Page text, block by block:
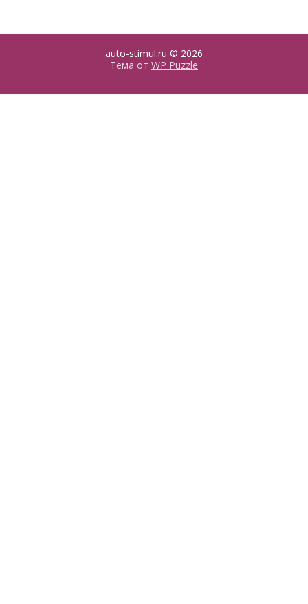
auto-stimul.ru © 2026
Тема от WP Puzzle